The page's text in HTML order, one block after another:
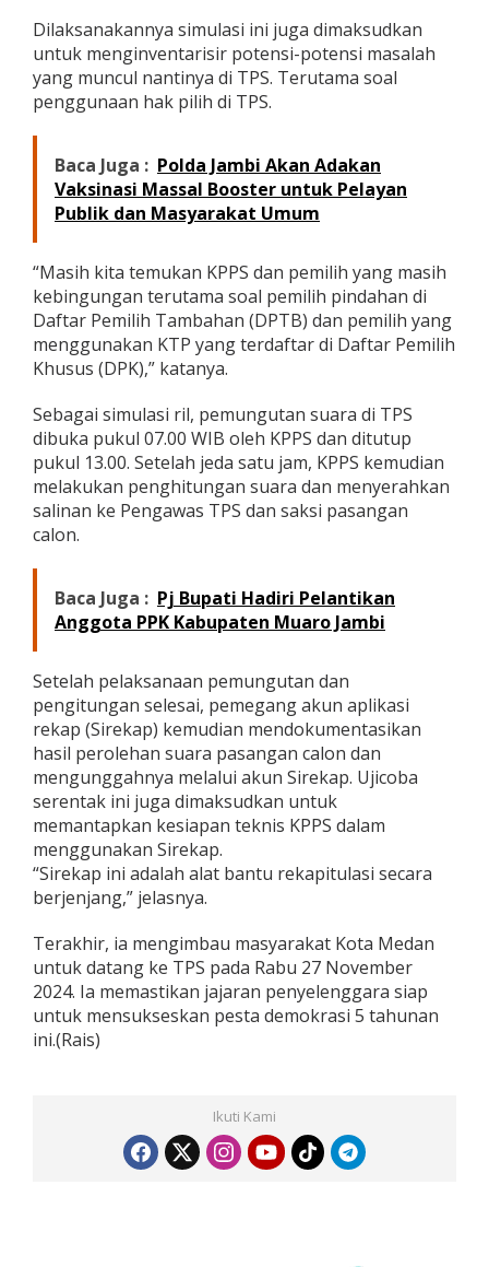
u
n
S
u
a
d
i
T
S
Dilaksanakannya simulasi ini juga dimaksudkan
untuk menginventarisir potensi-potensi masalah
yang muncul nantinya di TPS. Terutama soal
penggunaan hak pilih di TPS.
Baca Juga : Polda Jambi Akan Adakan
Vaksinasi Massal Booster untuk Pelayan
Publik dan Masyarakat Umum
“Masih kita temukan KPPS dan pemilih yang masih
kebingungan terutama soal pemilih pindahan di
Daftar Pemilih Tambahan (DPTB) dan pemilih yang
menggunakan KTP yang terdaftar di Daftar Pemilih
Khusus (DPK),” katanya.
Sebagai simulasi ril, pemungutan suara di TPS
dibuka pukul 07.00 WIB oleh KPPS dan ditutup
pukul 13.00. Setelah jeda satu jam, KPPS kemudian
melakukan penghitungan suara dan menyerahkan
salinan ke Pengawas TPS dan saksi pasangan
calon.
Baca Juga : Pj Bupati Hadiri Pelantikan
Anggota PPK Kabupaten Muaro Jambi
Setelah pelaksanaan pemungutan dan
pengitungan selesai, pemegang akun aplikasi
rekap (Sirekap) kemudian mendokumentasikan
hasil perolehan suara pasangan calon dan
mengunggahnya melalui akun Sirekap. Ujicoba
serentak ini juga dimaksudkan untuk
memantapkan kesiapan teknis KPPS dalam
menggunakan Sirekap.
“Sirekap ini adalah alat bantu rekapitulasi secara
berjenjang,” jelasnya.
Terakhir, ia mengimbau masyarakat Kota Medan
untuk datang ke TPS pada Rabu 27 November
2024. Ia memastikan jajaran penyelenggara siap
untuk mensukseskan pesta demokrasi 5 tahunan
ini.(Rais)
Ikuti Kami